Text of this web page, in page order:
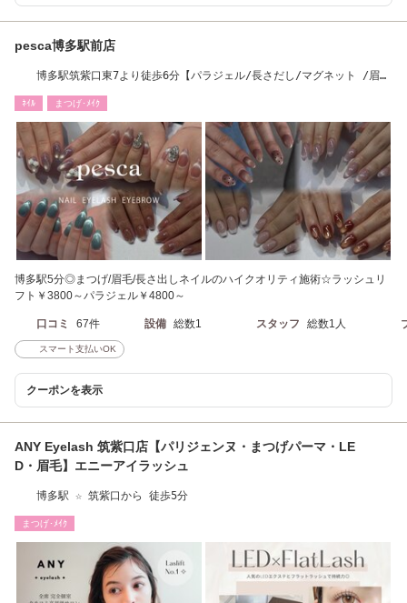
pesca博多駅前店
博多駅筑紫口東7より徒歩6分【パラジェル/長さだし/マグネット /眉
ﾈｲﾙ まつげ･ﾒｲｸ
博多駅5分◎まつげ/眉毛/長さ出しネイルのハイクオリティ施術☆ラッシュリ
フト￥3800～パラジェル￥4800～
口コミ 67件 設備 総数1 スタッフ 総数1人
スマート支払いOK
クーポンを表示
ANY Eyelash 筑紫口店【パリジェンヌ・まつげパーマ・LE
D・眉毛】エニーアイラッシュ
博多駅 ☆ 筑紫口から 徒歩5分
まつげ･ﾒｲｸ